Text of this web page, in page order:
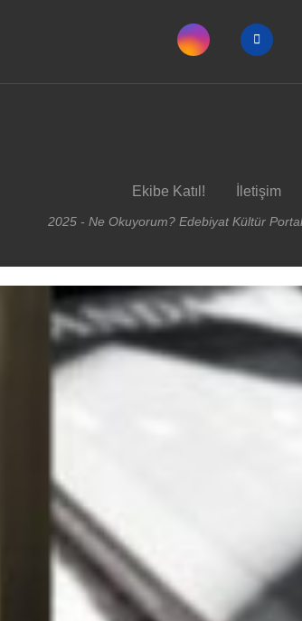
Ekibe Katıl! İletişim
2025 - Ne Okuyorum? Edebiyat Kültür